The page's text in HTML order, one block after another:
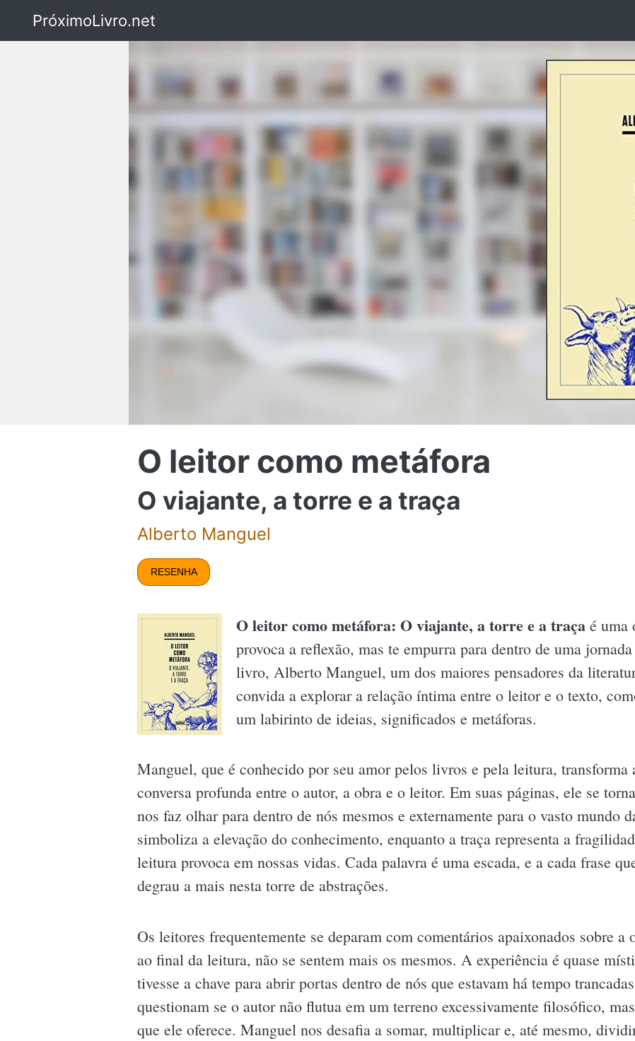
PróximoLivro.net
O leitor como metáfora
O viajante, a torre e a traça
Alberto Manguel
RESENHA
O leitor como metáfora: O viajante, a torre e a traça é uma
provoca a reflexão, mas te empurra para dentro de uma
livro, Alberto Manguel, um dos maiores pensadores da
convida a explorar a relação íntima entre o leitor e o texto,
um labirinto de ideias, significados e metáforas.
Manguel, que é conhecido por seu amor pelos livros e pela leitura, transforma
conversa profunda entre o autor, a obra e o leitor. Em suas páginas, ele se
nos faz olhar para dentro de nós mesmos e externamente para o vasto mundo
simboliza a elevação do conhecimento, enquanto a traça representa a
leitura provoca em nossas vidas. Cada palavra é uma escada, e a cada frase
degrau a mais nesta torre de abstrações.
Os leitores frequentemente se deparam com comentários apaixonados sobre
ao final da leitura, não se sentem mais os mesmos. A experiência é quase
tivesse a chave para abrir portas dentro de nós que estavam há tempo
questionam se o autor não flutua em um terreno excessivamente filosófico,
que ele oferece. Manguel nos desafia a somar, multiplicar e, até mesmo,